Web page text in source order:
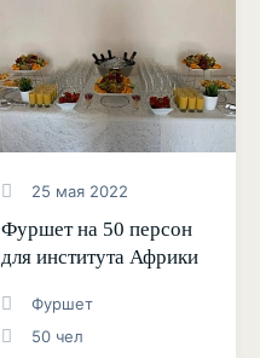
25 мая 2022
Фуршет на 50 персон
для института Африки
Фуршет
50 чел